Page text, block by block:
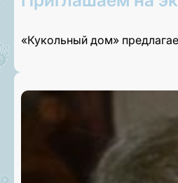
«Кукольный дом»